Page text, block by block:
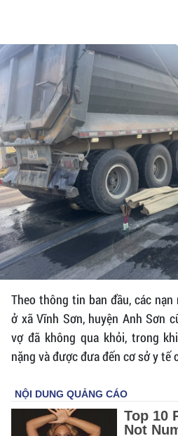
Theo thông tin ban đầu, các
ở xã Vĩnh Sơn, huyện Anh Sơn
vợ đã không qua khỏi, trong
nặng và được đưa đến cơ sở y tế